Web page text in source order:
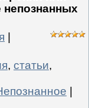
, статьи,